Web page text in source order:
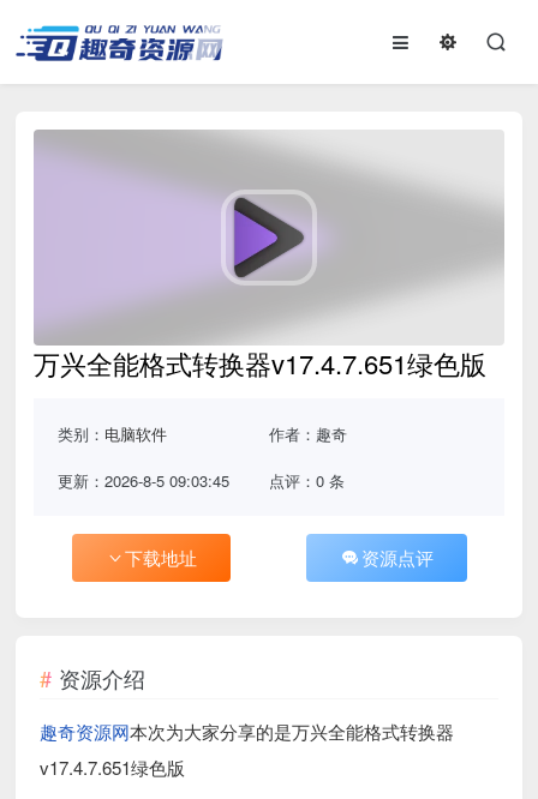
万兴全能格式转换器v17.4.7.651绿色版
类别： 电脑软件 作者：趣奇
更新：2026-8-5 09:03:45 点评：0 条
下载地址 资源点评
资源介绍
趣奇资源网本次为大家分享的是万兴全能格式转换器
v17.4.7.651绿色版